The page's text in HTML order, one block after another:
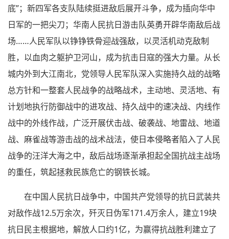
底”；新四军各支队陆续挺进敌后展开斗争，成为插向华中
日军的一把尖刀；华南人民抗日游击队英勇开辟华南敌后战
场……人民军队以铮铮铁骨迎战强敌，以灵活机动克敌制
胜，以血肉之躯护卫河山，成为抗击日寇的强大力量。从长
城内外到大江南北，党领导人民军队深入实施持久战的战略
总方针和一整套人民战争的战略战术，主动地、灵活地、有
计划地执行防御战中的进攻战、持久战中的速决战、内线作
战中的外线作战，广泛开展伏击战、破袭战、地雷战、地道
战、麻雀战等游击战的战术战法，使日本侵略者陷入了人民
战争的汪洋大海之中，敌后战场逐渐承担起全国抗战主战场
的重任，筑起拯救民族危亡的钢铁长城。
在中国人民抗日战争中，中国共产党领导的抗日武装共
对敌作战12.5万余次，歼灭日伪军171.4万余人，建立19块
抗日民主根据地，解放人口约1亿，为赢得抗战胜利建立了